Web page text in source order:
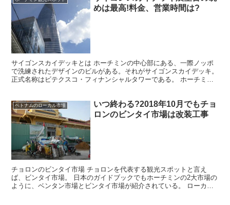
めは最高!料金、営業時間は?
サイゴンスカイデッキとは ホーチミンの中心部にある、一際ノッポ
で洗練されたデザインのビルがある。それがサイゴンスカイデッキ。
正式名称はビテクスコ・フィナンシャルタワーである。 ホーチミン
ベトナムのローカル市場
いつ終わる?2018年10月でもチョ
ロンのビンタイ市場は改装工事
チョロンのビンタイ市場 チョロンを代表する観光スポットと言え
ば、ビンタイ市場。 日本のガイドブックでもホーチミンの2大市場の
ように、ベンタン市場とビンタイ市場が紹介されている。 ローカル